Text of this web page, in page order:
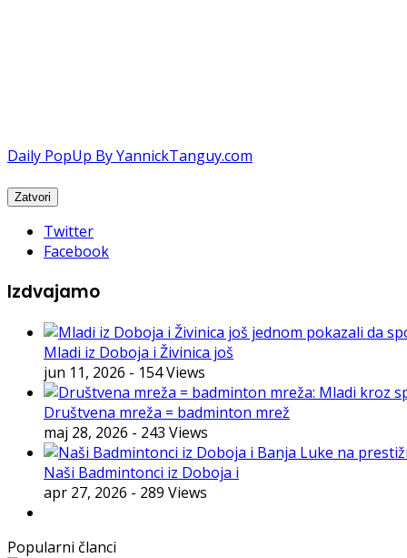
Daily PopUp By YannickTanguy.com
Twitter
Facebook
Izdvajamo
Mladi iz Doboja i Živinica još
jun 11, 2026 - 154 Views
Društvena mreža = badminton mrež
maj 28, 2026 - 243 Views
Naši Badmintonci iz Doboja i
apr 27, 2026 - 289 Views
Popularni članci